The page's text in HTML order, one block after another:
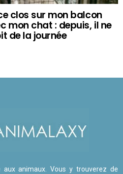
clos sur mon balcon
mon chat : depuis, il ne
de la journée
animaux. Vous y trouverez de